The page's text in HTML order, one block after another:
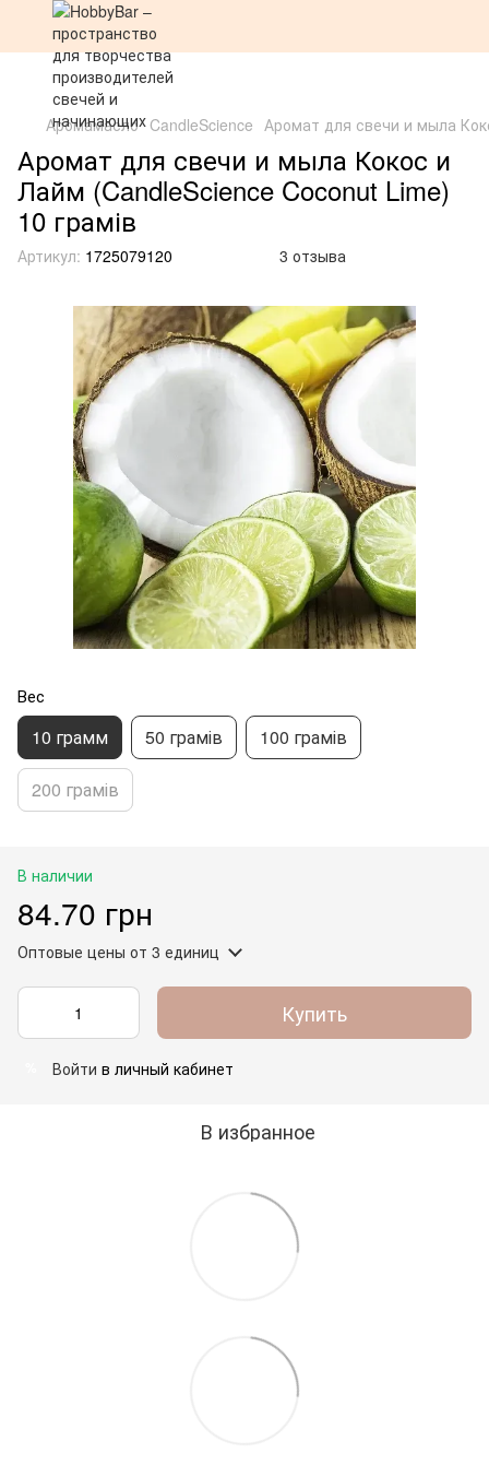
Аромамасло CandleScience Аромат для свечи и мыла
Аромат для свечи и мыла Кокос и
Лайм (CandleScience Coconut Lime)
10 грамів
Артикул: 1725079120 3 отзыва
Вес
10 грамм 50 грамів 100 грамів
200 грамів
В наличии
84.70 грн
Оптовые цены от 3 единиц
Купить
Войти в личный кабинет
В избранное